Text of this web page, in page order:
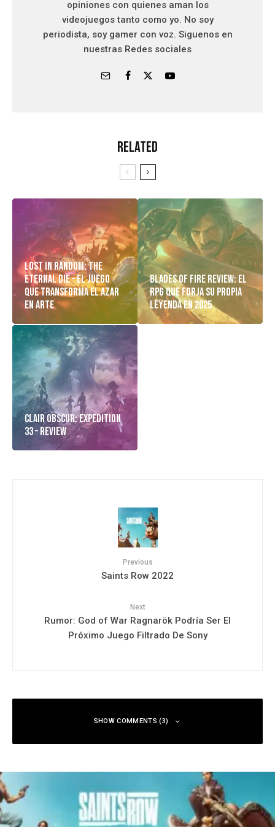
opiniones con quienes aman los
videojuegos tanto como yo. No soy
periodista, soy gamer con voz. Siguenos en
nuestras Redes sociales
Related
Lost in Random: The
Eternal Die – El Juego
Que Transforma el Azar
en Arte
Blades of Fire Review: El
RPG Que Forja Su Propia
Leyenda en 2025
Clair Obscur: Expedition
33 – Review
Previous
Saints Row 2022
Next
Rumor: God of War Ragnarök Podría Ser El
Próximo Juego Filtrado De Sony
SHOW COMMENTS (3)